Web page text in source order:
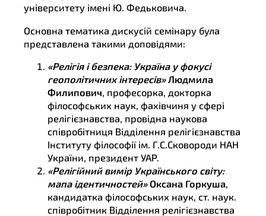
університету імені Ю. Федьковича.
Основна тематика дискусій семінару була
представлена такими доповідями:
«Релігія і безпека: Україна у фокусі
геополітичних інтересів» Людмила
Филипович, професорка, докторка
філософських наук, фахівчиня у сфері
релігієзнавства, провідна наукова
співробітниця Відділення релігієзнавства
Інституту філософії ім. Г.С.Сковороди НАН
України, президент УАР.
«Релігійний вимір Українського світу:
мапа ідентичностей» Оксана Горкуша,
кандидатка філософських наук, ст. наук.
співробітник Відділення релігієзнавства